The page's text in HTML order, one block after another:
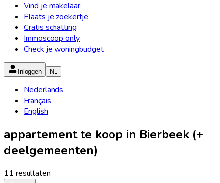
Vind je makelaar
Plaats je zoekertje
Gratis schatting
Immoscoop only
Check je woningbudget
Inloggen NL
Nederlands
Français
English
appartement te koop in Bierbeek (+
deelgemeenten)
11 resultaten